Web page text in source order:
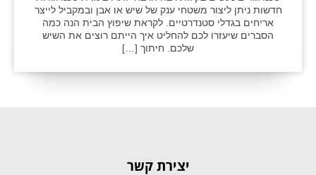
חדשות ניתן ליצור משטחי ענק של שיש או אבן ובמקביל לייצר
אריחים בגדלי סטנדרטיים. לקראת שיפוץ הבית הנה כמה
הסברים שיעזרו לכם להחליט איך הייתם רוצים את השיש
שלכם. חיתוך […]
יצירת קשר